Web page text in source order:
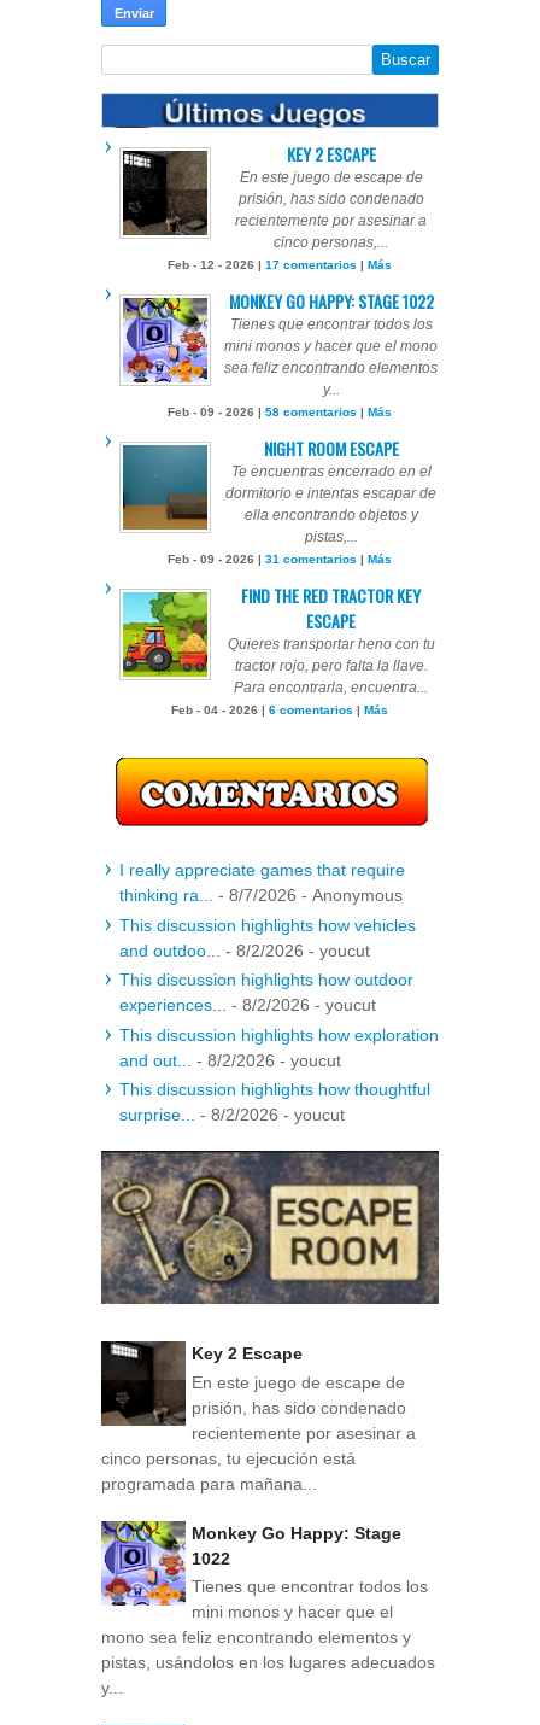
KEY 2 ESCAPE
En este juego de escape de
prisión, has sido condenado
recientemente por asesinar a
cinco personas,...
Feb - 12 - 2026 | 17 comentarios | Más
MONKEY GO HAPPY: STAGE 1022
Tienes que encontrar todos los
mini monos y hacer que el mono
sea feliz encontrando elementos
y...
Feb - 09 - 2026 | 58 comentarios | Más
NIGHT ROOM ESCAPE
Te encuentras encerrado en el
dormitorio e intentas escapar de
ella encontrando objetos y
pistas,...
Feb - 09 - 2026 | 31 comentarios | Más
FIND THE RED TRACTOR KEY
ESCAPE
Quieres transportar heno con tu
tractor rojo, pero falta la llave.
Para encontrarla, encuentra...
Feb - 04 - 2026 | 6 comentarios | Más
I really appreciate games that require
thinking ra... - 8/7/2026 - Anonymous
This discussion highlights how vehicles
and outdoo...
- 8/2/2026 - youcut
This discussion highlights how outdoor
experiences... - 8/2/2026 - youcut
This discussion highlights how exploration
and out...
- 8/2/2026 - youcut
This discussion highlights how thoughtful
surprise... - 8/2/2026 - youcut
Key 2 Escape
En este juego de escape de
prisión, has sido condenado
recientemente por asesinar a
cinco personas, tu ejecución está
programada para mañana...
Monkey Go Happy: Stage
1022
Tienes que encontrar todos los
mini monos y hacer que el
mono sea feliz encontrando elementos y
pistas, usándolos en los lugares adecuados
y...